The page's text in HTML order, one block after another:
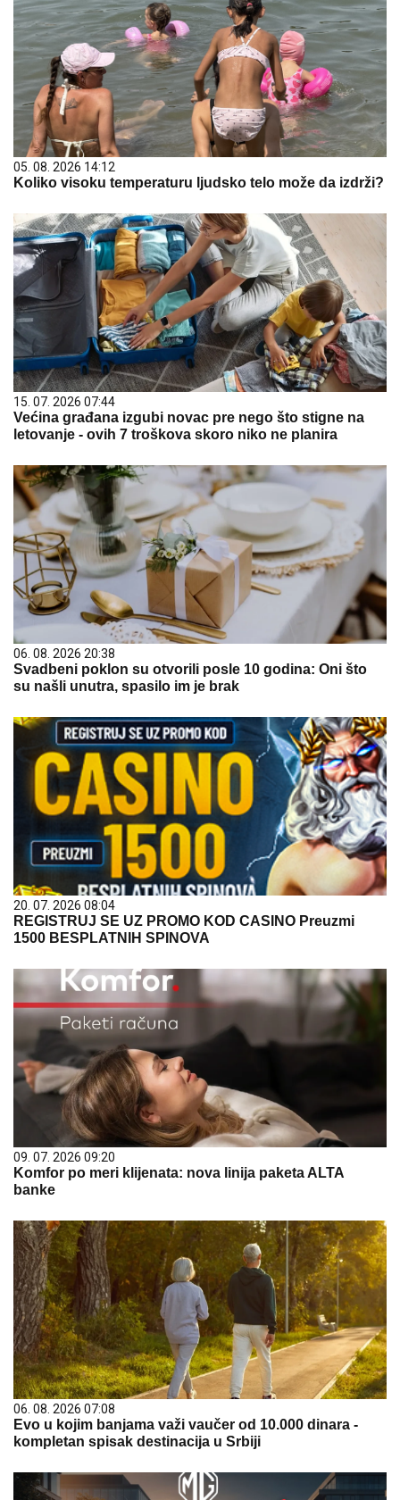
05. 08. 2026 14:12
Koliko visoku temperaturu ljudsko telo može da izdrži?
15. 07. 2026 07:44
Većina građana izgubi novac pre nego što stigne na
letovanje - ovih 7 troškova skoro niko ne planira
06. 08. 2026 20:38
Svadbeni poklon su otvorili posle 10 godina: Oni što
su našli unutra, spasilo im je brak
20. 07. 2026 08:04
REGISTRUJ SE UZ PROMO KOD CASINO Preuzmi
1500 BESPLATNIH SPINOVA
09. 07. 2026 09:20
Komfor po meri klijenata: nova linija paketa ALTA
banke
06. 08. 2026 07:08
Evo u kojim banjama važi vaučer od 10.000 dinara -
kompletan spisak destinacija u Srbiji